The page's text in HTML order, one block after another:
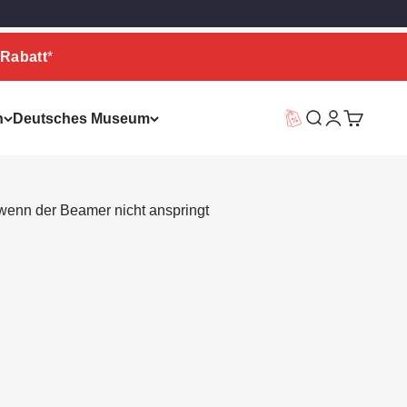
*
Deutsches Museum Vorteilswelt
Suche
der Beamer nicht anspringt